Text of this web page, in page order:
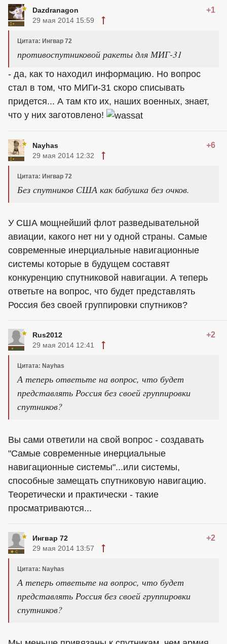
Dazdranagon +1
29 мая 2014 15:59
Цитата: Ингвар 72
противоспутниковой ракеты для МИГ-31
- да, как то находил информацию. Но вопрос
стал в том, что МИГи-31 скоро списывать
придется... А там кто их, наших военных, знает,
что у них заготовлено!
Nayhas +6
29 мая 2014 12:32
Цитата: Ингвар 72
Без спутников США как бабушка без очков.
У США мощнейший флот разведывательной
авиации, какого нет ни у одной страны. Самые
современные инерциальные навигационные
системы которые в будущем составят
конкуренцию спутниковой навигации. А теперь
ответьте на вопрос, что будет представлять
Россия без своей группировки спутников?
Rus2012 +2
29 мая 2014 12:41
Цитата: Nayhas
А теперь ответьте на вопрос, что будет
представлять Россия без своей группировки
спутников?
Вы сами ответили на свой вопрос - создавать
"Самые современные инерциальные
навигационные системы"...или системы,
способные замещать спутниковую навигацию.
Теоретически и практически - такие
просматриваются...
Ингвар 72 +2
29 мая 2014 13:57
Цитата: Nayhas
А теперь ответьте на вопрос, что будет
представлять Россия без своей группировки
спутников?